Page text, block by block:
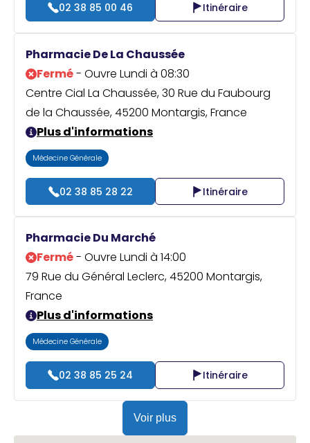
02 38 85 00 46 Itinéraire
Pharmacie De La Chaussée
Fermé- Ouvre Lundi à 08:30
Centre Cial La Chaussée, 30 Rue du Faubourg
de la Chaussée, 45200 Montargis, France
Plus d'informations
Médecine Générale
02 38 85 28 22 Itinéraire
Pharmacie Du Marché
Fermé- Ouvre Lundi à 14:00
79 Rue du Général Leclerc, 45200 Montargis,
France
Plus d'informations
Médecine Générale
02 38 85 25 24 Itinéraire
Voir plus